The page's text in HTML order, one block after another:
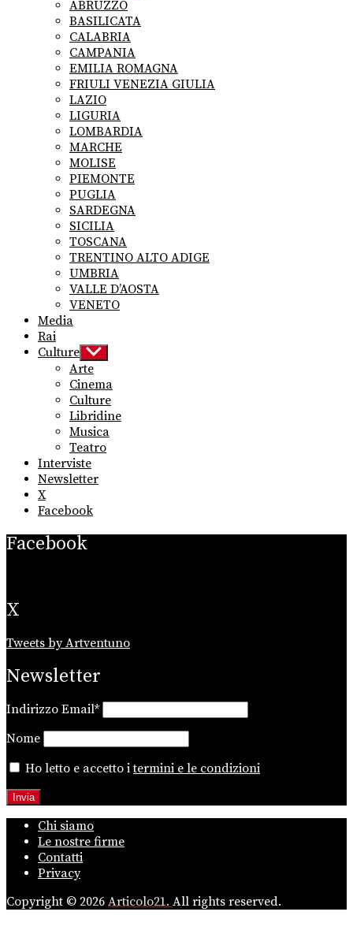
menu
ABRUZZO
BASILICATA
CALABRIA
CAMPANIA
EMILIA ROMAGNA
FRIULI VENEZIA GIULIA
LAZIO
LIGURIA
LOMBARDIA
MARCHE
MOLISE
PIEMONTE
PUGLIA
SARDEGNA
SICILIA
TOSCANA
TRENTINO ALTO ADIGE
UMBRIA
VALLE D’AOSTA
VENETO
Media
Rai
Culture Show
sub
menu
Arte
Cinema
Culture
Libridine
Musica
Teatro
Interviste
Newsletter
X
Facebook
Facebook
X
Tweets by Artventuno
Newsletter
Indirizzo Email*
Nome
Ho letto e accetto itermini e le condizioni
Chi siamo
Le nostre firme
Contatti
Privacy
Copyright © 2026 Articolo21. All rights reserved.